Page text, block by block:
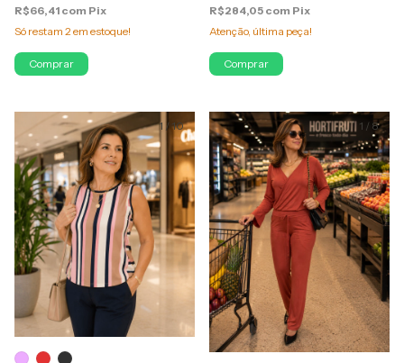
R$66,41 com Pix
Só restam 2em estoque!
Comprar
R$284,05 com Pix
Atenção, última peça!
Comprar
1 / 10 1 / 8